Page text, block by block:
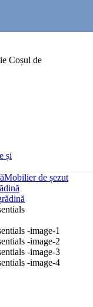
Coșul de
și
Mobilier de șezut